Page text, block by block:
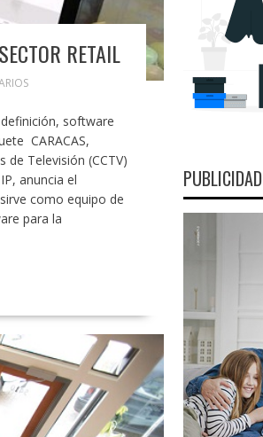
RETAIL
software
CARACAS,
de Televisión (CCTV)
anuncia el
como equipo de
para la
PUBLICIDAD